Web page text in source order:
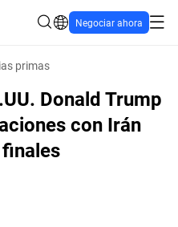
Negociar ahora
primas
Donald Trump
con Irán